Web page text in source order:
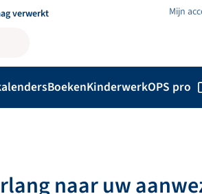
verwerkt Mijn
BoekenKinderwerkOPS pro
naar uw